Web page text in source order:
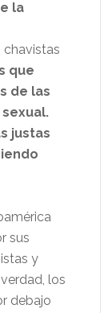
la
chavistas
que
de las
justas
sus
y
los
debajo